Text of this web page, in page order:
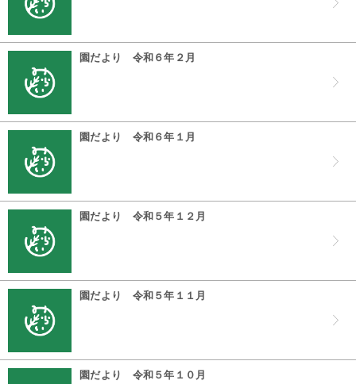
園だより 令和６年２月
園だより 令和６年１月
園だより 令和５年１２月
園だより 令和５年１１月
園だより 令和５年１０月